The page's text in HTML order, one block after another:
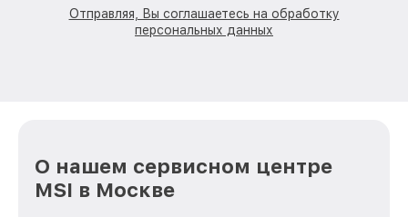
Отправляя, Вы соглашаетесь на обработку
персональных данных
О нашем сервисном центре
MSI в Москве